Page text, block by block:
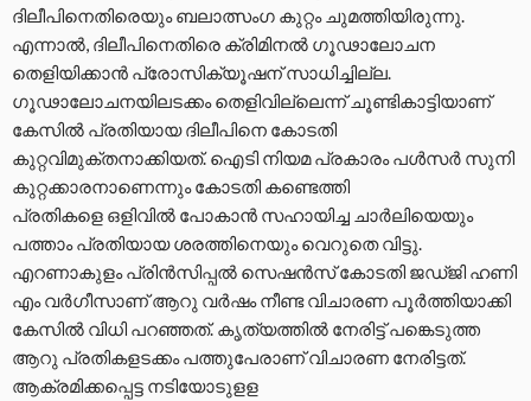
ദിലീപിനെതിരെയും ബലാത്സംഗ കുറ്റം ചുമത്തിയിരുന്നു.
എന്നാൽ, ദിലീപിനെതിരെ ക്രിമിനൽ ഗൂഢാലോചന
തെളിയിക്കാൻ പ്രോസിക്യൂഷന് സാധിച്ചില്ല.
ഗൂഢാലോചനയിലടക്കം തെളിവില്ലെന്ന് ചൂണ്ടികാട്ടിയാണ്
കേസിൽ പ്രതിയായ ദിലീപിനെ കോടതി
കുറ്റവിമുക്തനാക്കിയത്. ഐടി നിയമ പ്രകാരം പൾസർ സുനി
കുറ്റക്കാരനാണെന്നും കോടതി കണ്ടെത്തി
പ്രതികളെ ഒളിവിൽ പോകാൻ സഹായിച്ച ചാര്‍ലിയെയും
പത്താം പ്രതിയായ ശരത്തിനെയും വെറുതെ വിട്ടു.
എറണാകുളം പ്രിൻസിപ്പൽ സെഷൻസ് കോടതി ജ‍ഡ്ജി ഹണി
എം വർഗീസാണ് ആറു വർഷം നീണ്ട വിചാരണ പൂർത്തിയാക്കി
കേസിൽ വിധി പറഞ്ഞത്. കൃത്യത്തിൽ നേരിട്ട് പങ്കെടുത്ത
ആറു പ്രതികളടക്കം പത്തുപേരാണ് വിചാരണ നേരിട്ടത്.
ആക്രമിക്കപ്പെട്ട നടിയോടുളള